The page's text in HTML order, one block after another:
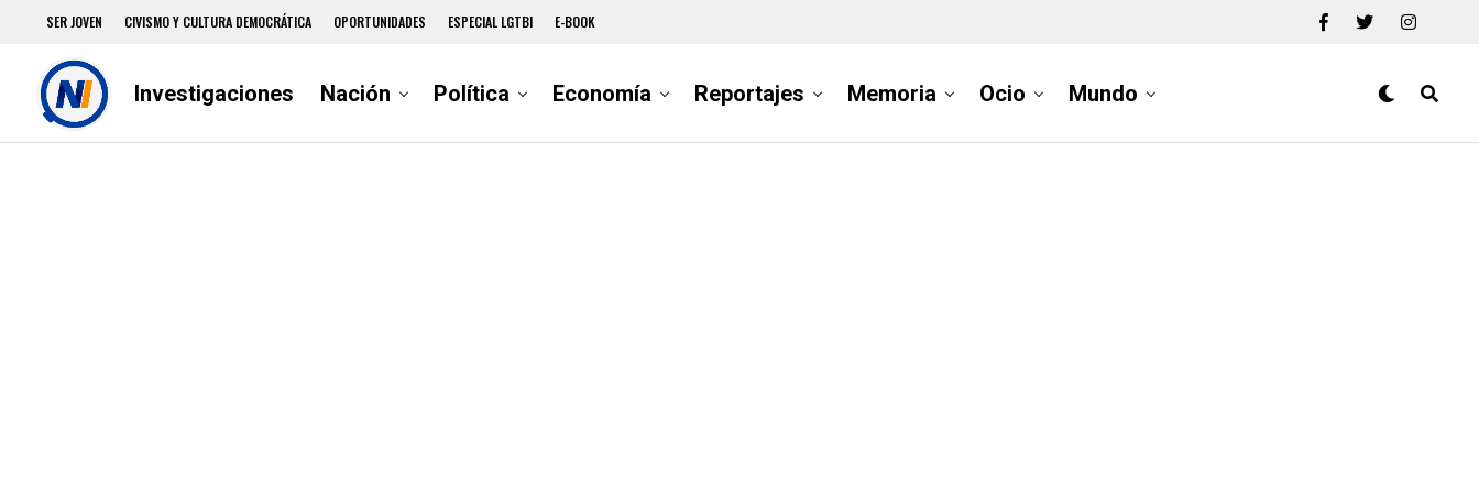
SER JOVEN CIVISMO Y CULTURA DEMOCRÁTICA OPORTUNIDADES ESPECIAL LGTBI E-BOOK
Investigaciones Nación Política Economía Reportajes Memoria Ocio Mundo